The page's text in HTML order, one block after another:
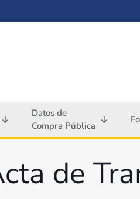
Datos de
Compra Pública
de